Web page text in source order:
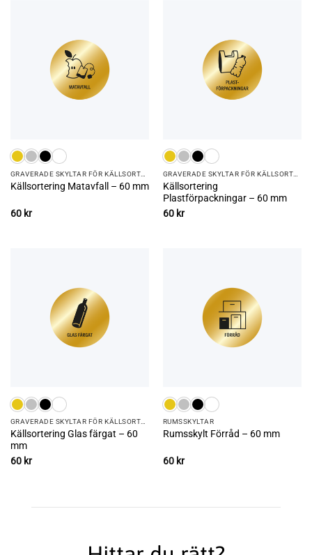
Källsortering Matavfall – 60 mm
60 kr
Källsortering
Plastförpackningar – 60 mm
60 kr
Källsortering Glas färgat – 60
mm
60 kr
RUMS­SKYLTAR
Rumsskylt Förråd – 60 mm
60 kr